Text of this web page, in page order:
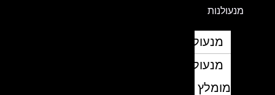
מנעולנות
מנעולן
מנעולן
מומלץ